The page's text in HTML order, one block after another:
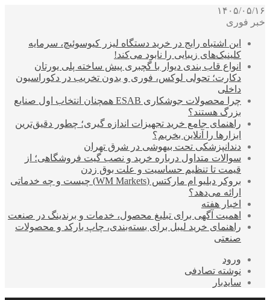
۱۴۰۵/۰۵/۱۶
خبر فوری
این اشتباه رایج در خرید دستگاه لیزر کیوسوئیچ، سرمایه
کلینیک‌های زیبایی را نابود می‌کند!
انواع قاب بندی دیوار با گچبری پیش ساخته پلی یورتان
دکارت؛ تحولی لوکس، فوری و بدون تخریب در دکوراسیون
داخلی
چرا محصولات جوشکاری ESAB همچنان انتخاب اول صنایع
بزرگ هستند؟
راهنمای جامع خرید تجهیزات اندازه گیری؛ چطور دقیق‌ترین
ابزارها را آنلاین بخریم؟
دندانپزشکی تحت بیهوشی در شرق تهران
سوالات متداول درباره خرید و نصب گیت فروشگاهی؛ از
قیمت تا تنظیم حساسیت و علت بوق زدن
بروکر دبلیو ام مارکتس (WM Markets) چیست و چه خدماتی
ارائه می‌دهد؟
اخبار هفته
اهمیت آگهی برای تبلیغ محصول، خدمات و برندینگ در صنعت
راهنمای خرید لیبل برای بسته‌بندی، چاپ بارکد و محصولات
صنعتی
ورود
نوشته تصادفی
سایدبار